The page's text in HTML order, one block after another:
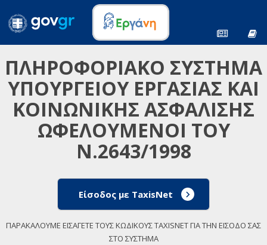
ΠΛΗΡΟΦΟΡΙΑΚΟ ΣΥΣΤΗΜΑ
ΥΠΟΥΡΓΕΙΟΥ ΕΡΓΑΣΙΑΣ ΚΑΙ
ΚΟΙΝΩΝΙΚΗΣ ΑΣΦΑΛΙΣΗΣ
ΩΦΕΛΟΥΜΕΝΟΙ ΤΟΥ
Ν.2643/1998
Είσοδος με TaxisNet
ΠΑΡΑΚΑΛΟΥΜΕ ΕΙΣΑΓΕΤΕ ΤΟΥΣ ΚΩΔΙΚΟΥΣ TAXISNET ΓΙΑ ΤΗΝ ΕΙΣΟΔΟ ΣΑΣ
ΣΤΟ ΣΥΣΤΗΜΑ